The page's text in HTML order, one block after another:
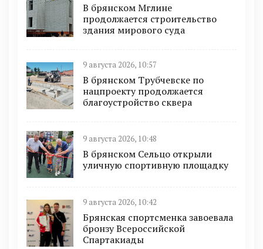
В брянском Мглине
продолжается строительство
здания мирового суда
9 августа 2026, 10:57
В брянском Трубчевске по
нацпроекту продолжается
благоустройство сквера
9 августа 2026, 10:48
В брянском Сельцо открыли
уличную спортивную площадку
9 августа 2026, 10:42
Брянская спортсменка завоевала
бронзу Всероссийской
Спартакиады